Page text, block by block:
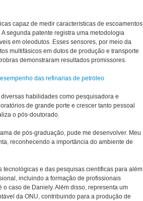
capaz de medir características de escoamentos
segunda patente registra uma metodologia
em oleodutos. Esses sensores, por meio da
multifásicos em dutos de produção e transporte
demonstraram resultados promissores.
das refinarias de petróleo
habilidades como pesquisadora e
de grande porte e crescer tanto pessoal
o pós-doutorado.
de pós-graduação, pude me desenvolver. Meu
reconhecendo a importância do ambiente de
tecnológicas e das pesquisas científicas para além
incluindo a formação de profissionais
caso de Daniely. Além disso, representa um
da ONU, contribuindo para a produção de